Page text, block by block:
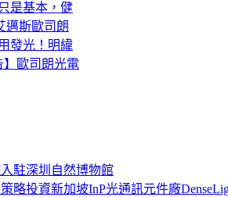
是基本，健
邁斯歐司朗
發光！明緯
】歐司朗光電
駐深圳自然博物館
略投資新加坡InP光通訊元件廠